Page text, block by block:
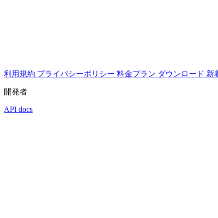
利用規約 プライバシーポリシー 料金プラン ダウンロード 新
開発者
API docs